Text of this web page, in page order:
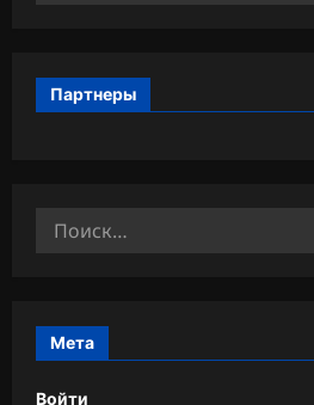
Партнеры
Найти:
Мета
Войти